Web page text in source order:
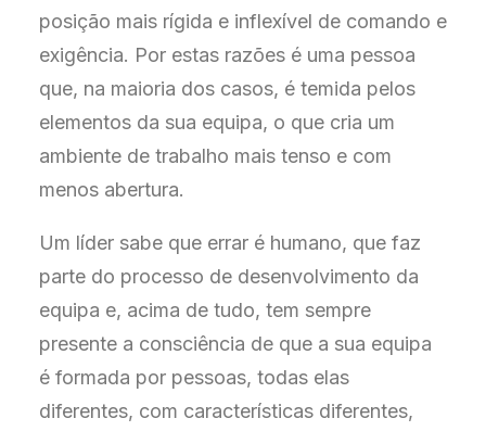
posição mais rígida e inflexível de comando e
exigência. Por estas razões é uma pessoa
que, na maioria dos casos, é temida pelos
elementos da sua equipa, o que cria um
ambiente de trabalho mais tenso e com
menos abertura.
Um líder sabe que errar é humano, que faz
parte do processo de desenvolvimento da
equipa e, acima de tudo, tem sempre
presente a consciência de que a sua equipa
é formada por pessoas, todas elas
diferentes, com características diferentes,